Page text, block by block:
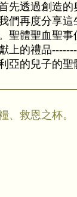
先透過創造
們再度分享
聖體聖血聖
上的禮品
亞的兒子的聖
救恩之杯。